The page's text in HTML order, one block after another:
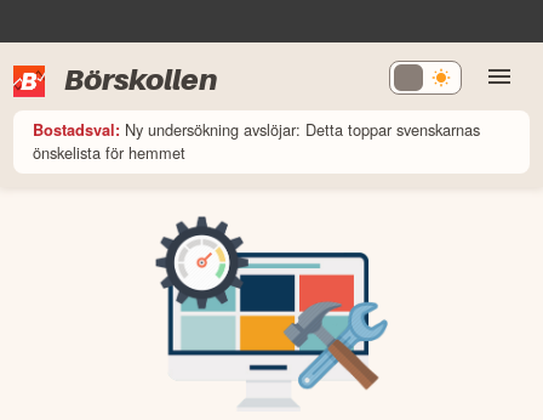
Börskollen
Bostadsval: Ny undersökning avslöjar: Detta toppar svenskarnas
önskelista för hemmet